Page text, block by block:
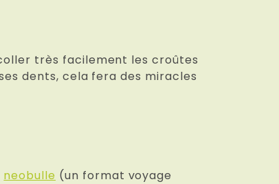
très facilement les croûtes
dents, cela fera des miracles
neobulle (un format voyage